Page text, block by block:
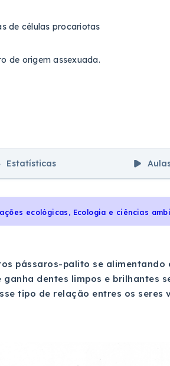
de células procariotas
de origem assexuada.
Estatísticas
ecológicas, Ecologia e ciências
pássaros-palito se
dentes limpos e brilhantes
tipo de relação entres os seres